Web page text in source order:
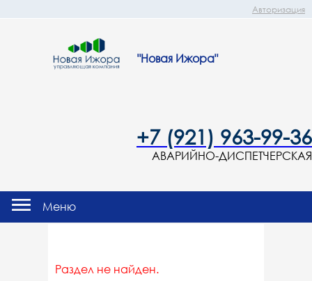
Авторизация
"Новая Ижора"
+7 (921) 963-99-36
АВАРИЙНО-ДИСПЕТЧЕРСКАЯ
Меню
Раздел не найден.